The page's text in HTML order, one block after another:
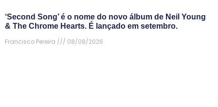
‘Second Song’ é o nome do novo álbum de Neil Young
& The Chrome Hearts. É lançado em setembro.
Francisco Pereira
08/08/2026